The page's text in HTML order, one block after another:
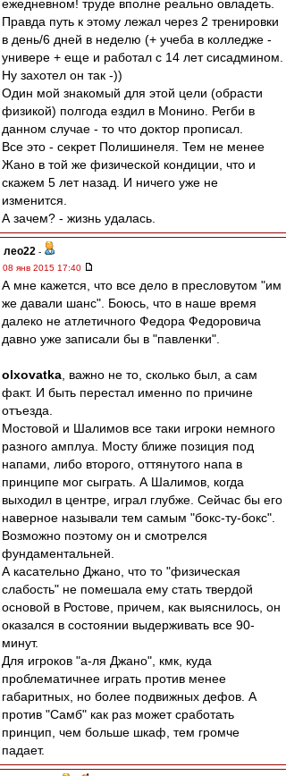
ежедневном! труде вполне реально овладеть.
Правда путь к этому лежал через 2 тренировки
в день/6 дней в неделю (+ учеба в колледже -
универе + еще и работал с 14 лет сисадмином.
Ну захотел он так -))
Один мой знакомый для этой цели (обрасти
физикой) полгода ездил в Монино. Регби в
данном случае - то что доктор прописал.
Все это - секрет Полишинеля. Тем не менее
Жано в той же физической кондиции, что и
скажем 5 лет назад. И ничего уже не
изменится.
А зачем? - жизнь удалась.
лео22 -
08 янв 2015 17:40
А мне кажется, что все дело в пресловутом "им
же давали шанс". Боюсь, что в наше время
далеко не атлетичного Федора Федоровича
давно уже записали бы в "павленки".
olxovatka , важно не то, сколько был, а сам
факт. И быть перестал именно по причине
отъезда.
Мостовой и Шалимов все таки игроки немного
разного амплуа. Мосту ближе позиция под
напами, либо второго, оттянутого напа в
принципе мог сыграть. А Шалимов, когда
выходил в центре, играл глубже. Сейчас бы его
наверное называли тем самым "бокс-ту-бокс".
Возможно поэтому он и смотрелся
фундаментальней.
А касательно Джано, что то "физическая
слабость" не помешала ему стать твердой
основой в Ростове, причем, как выяснилось, он
оказался в состоянии выдерживать все 90-
минут.
Для игроков "а-ля Джано", кмк, куда
проблематичнее играть против менее
габаритных, но более подвижных дефов. А
против "Самб" как раз может сработать
принцип, чем больше шкаф, тем громче
падает.